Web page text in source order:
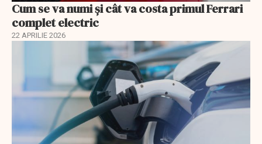
Cum se va numi şi cât va costa primul Ferrari
complet electric
22 APRILIE 2026